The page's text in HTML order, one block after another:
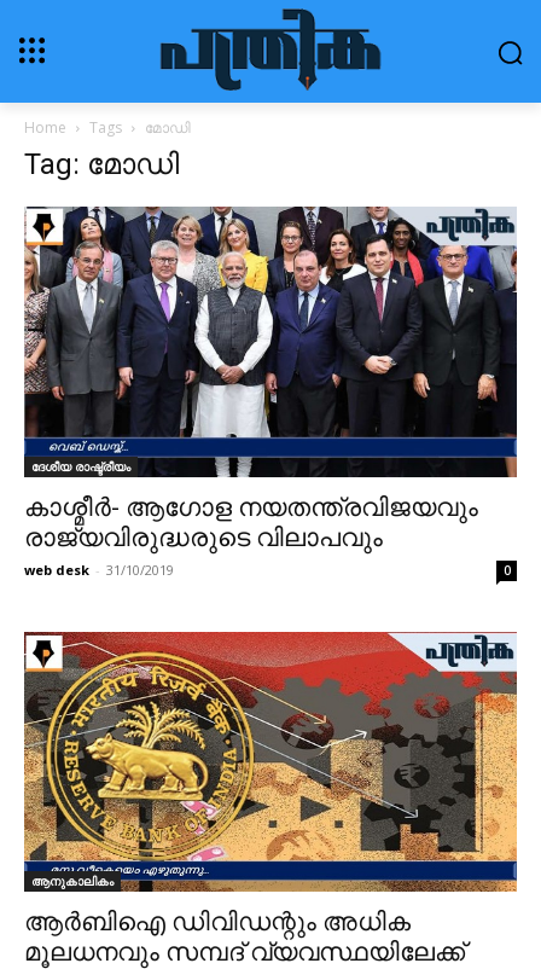
Home Tags മോഡി
Tag: മോഡി
ദേശീയ രാഷ്ട്രീയം
കാശ്മീര്‍- ആഗോള നയതന്ത്രവിജയവും
രാജ്യവിരുദ്ധരുടെ വിലാപവും
web desk - 31/10/2019 0
ആനുകാലികം
ആര്‍ബിഐ ഡിവിഡന്റും അധിക
മൂലധനവും സമ്പദ് വ്യവസ്ഥയിലേക്ക്